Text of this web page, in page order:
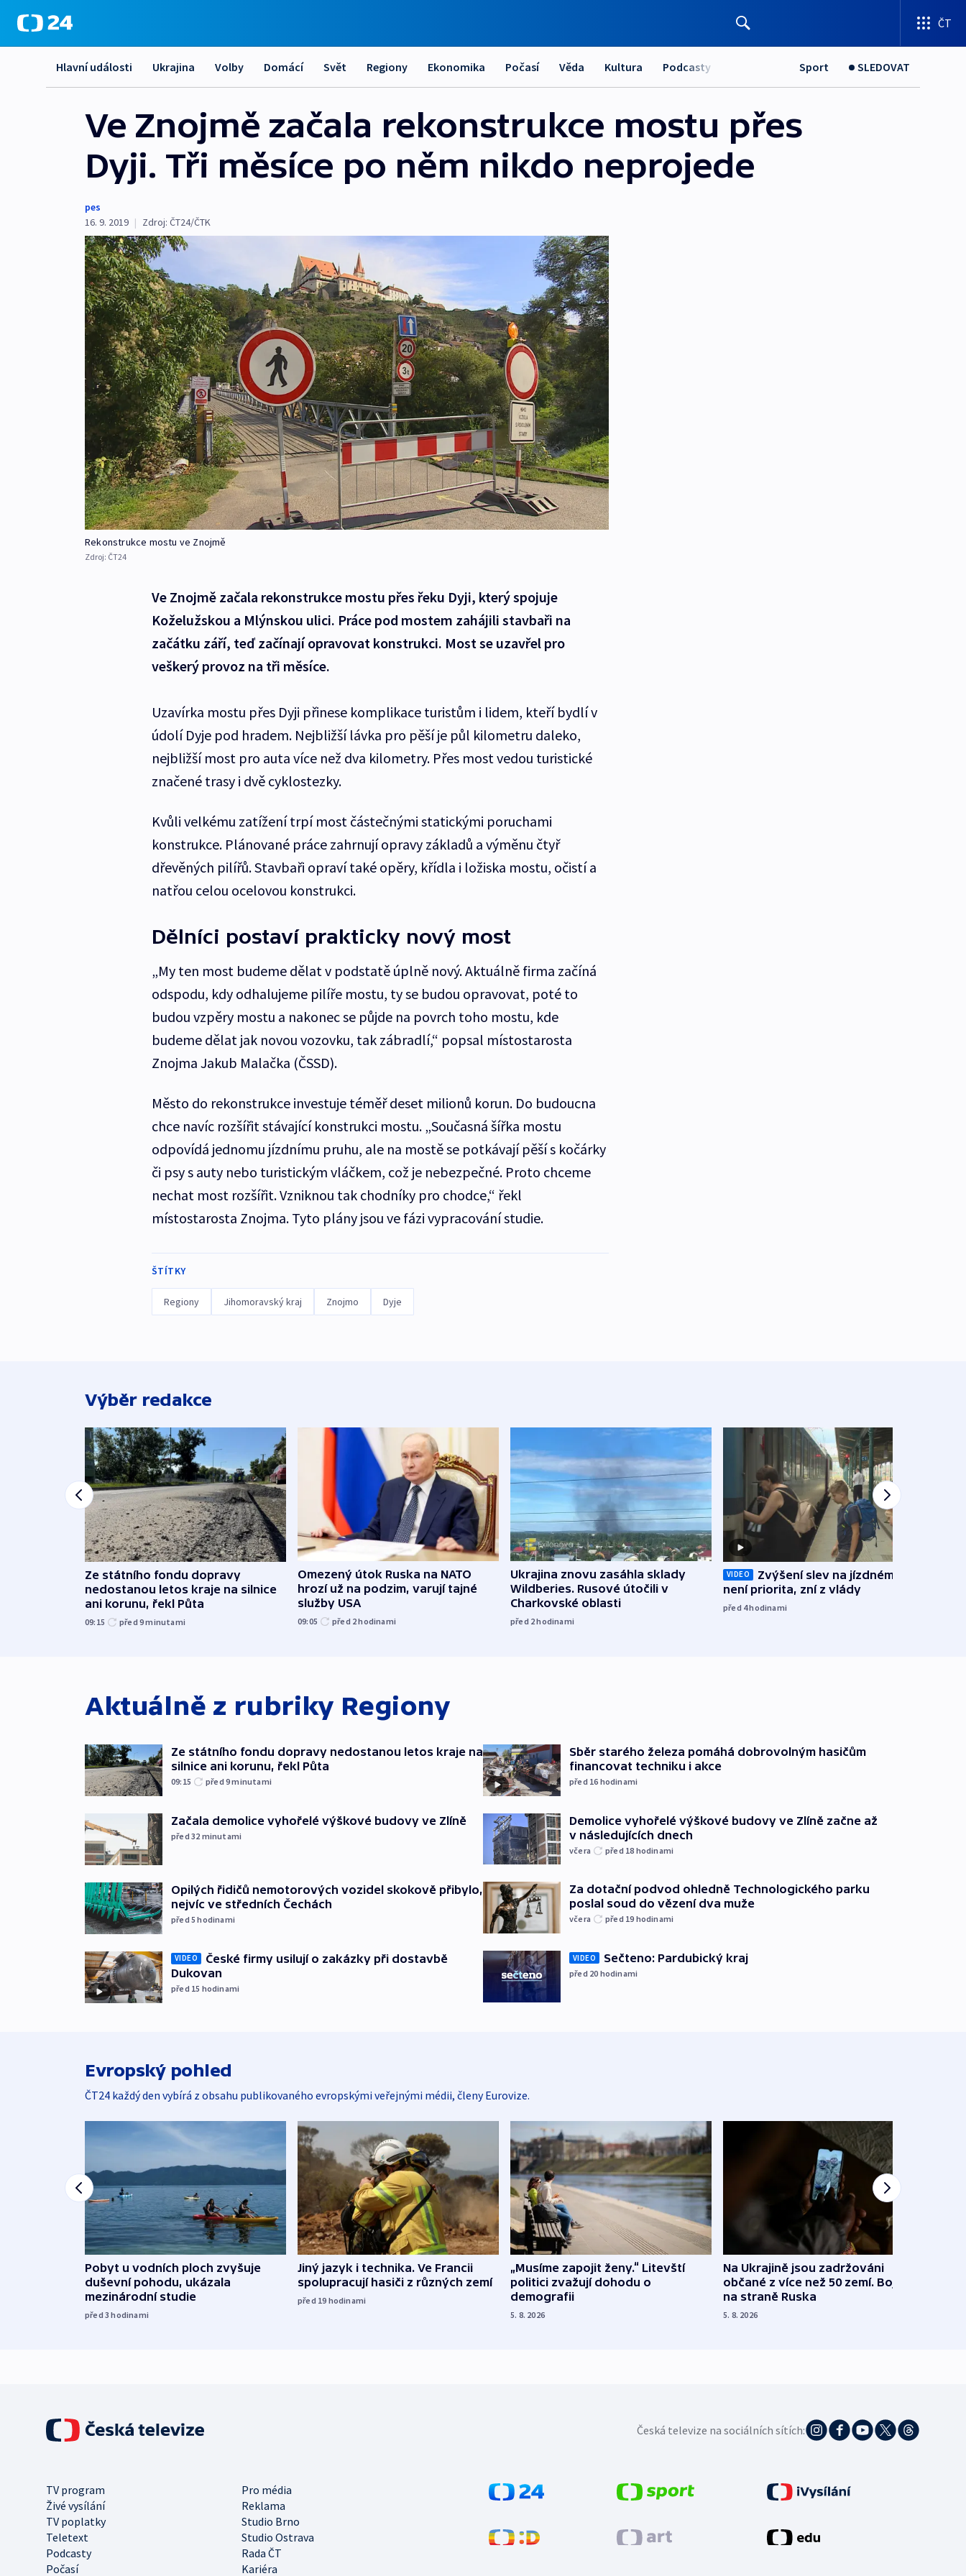
ČT
Hlavní události Ukrajina Volby Domácí Svět Regiony Ekonomika Počasí Věda Kultura Podcasty Sport SLEDOVAT
Ve Znojmě začala rekonstrukce mostu přes
Dyji. Tři měsíce po něm nikdo neprojede
pes
16. 9. 2019 | Zdroj: ČT24/ČTK
Rekonstrukce mostu ve Znojmě
Zdroj: ČT24
Ve Znojmě začala rekonstrukce mostu přes řeku Dyji, který spojuje
Koželužskou a Mlýnskou ulici. Práce pod mostem zahájili stavbaři na
začátku září, teď začínají opravovat konstrukci. Most se uzavřel pro
veškerý provoz na tři měsíce.
Uzavírka mostu přes Dyji přinese komplikace turistům i lidem, kteří bydlí v
údolí Dyje pod hradem. Nejbližší lávka pro pěší je půl kilometru daleko,
nejbližší most pro auta více než dva kilometry. Přes most vedou turistické
značené trasy i dvě cyklostezky.
Kvůli velkému zatížení trpí most částečnými statickými poruchami
konstrukce. Plánované práce zahrnují opravy základů a výměnu čtyř
dřevěných pilířů. Stavbaři opraví také opěry, křídla i ložiska mostu, očistí a
natřou celou ocelovou konstrukci.
Dělníci postaví prakticky nový most
„My ten most budeme dělat v podstatě úplně nový. Aktuálně firma začíná
odspodu, kdy odhalujeme pilíře mostu, ty se budou opravovat, poté to
budou vzpěry mostu a nakonec se půjde na povrch toho mostu, kde
budeme dělat jak novou vozovku, tak zábradlí,“ popsal místostarosta
Znojma Jakub Malačka (ČSSD).
Město do rekonstrukce investuje téměř deset milionů korun. Do budoucna
chce navíc rozšířit stávající konstrukci mostu. „Současná šířka mostu
odpovídá jednomu jízdnímu pruhu, ale na mostě se potkávají pěší s kočárky
či psy s auty nebo turistickým vláčkem, což je nebezpečné. Proto chceme
nechat most rozšířit. Vzniknou tak chodníky pro chodce,“ řekl
místostarosta Znojma. Tyto plány jsou ve fázi vypracování studie.
ŠTÍTKY
Regiony Jihomoravský kraj Znojmo Dyje
Výběr redakce
Ze státního fondu dopravy
nedostanou letos kraje na silnice
ani korunu, řekl Půta
09:15 před 9minutami
Omezený útok Ruska na NATO
hrozí už na podzim, varují tajné
služby USA
09:05 před 2hodinami
Ukrajina znovu zasáhla sklady
Wildberies. Rusové útočili v
Charkovské oblasti
před 2hodinami
VIDEO
Zvýšení slev na jízdném teď
není priorita, zní z vlády
před 4hodinami
Aktuálně z rubriky Regiony
Ze státního fondu dopravy nedostanou letos kraje na
silnice ani korunu, řekl Půta
09:15 před 9minutami
Začala demolice vyhořelé výškové budovy ve Zlíně
před 32 minutami
Opilých řidičů nemotorových vozidel skokově přibylo,
nejvíc ve středních Čechách
před 5hodinami
VIDEO
České firmy usilují o zakázky při dostavbě
Dukovan
před 15 hodinami
Sběr starého železa pomáhá dobrovolným hasičům
financovat techniku i akce
před 16 hodinami
Demolice vyhořelé výškové budovy ve Zlíně začne až
v následujících dnech
včera před 18 hodinami
Za dotační podvod ohledně Technologického parku
poslal soud do vězení dva muže
včera před 19 hodinami
VIDEO Sečteno: Pardubický kraj
před 20 hodinami
Evropský pohled
ČT24 každý den vybírá z obsahu publikovaného evropskými veřejnými médii, členy Eurovize.
Pobyt u vodních ploch zvyšuje
duševní pohodu, ukázala
mezinárodní studie
před 3hodinami
Jiný jazyk i technika. Ve Francii
spolupracují hasiči z různých zemí
před 19 hodinami
„Musíme zapojit ženy.“ Litevští
politici zvažují dohodu o
demografii
5. 8. 2026
Na Ukrajině jsou zadržováni
občané z více než 50 zemí. Bojovali
na straně Ruska
5. 8. 2026
Česká televize na sociálních sítích:
TV program
Pro média
Živé vysílání
Reklama
TV poplatky
Studio Brno
Teletext
Studio Ostrava
Podcasty
Rada ČT
Počasí
Kariéra